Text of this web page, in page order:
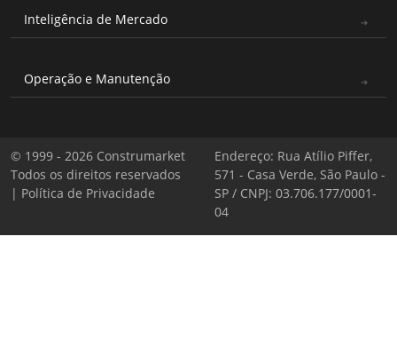
Inteligência de Mercado
Operação e Manutenção
© 1999 - 2026 Construmarket
Todos os direitos reservados
| Política de Privacidade
Endereço: Rua Atílio Piffer,
571 - Casa Verde, São Paulo -
SP / CNPJ: 03.706.177/0001-
04